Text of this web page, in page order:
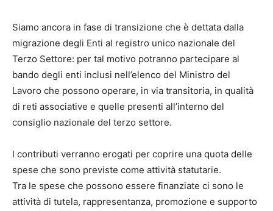
Siamo ancora in fase di transizione che è dettata dalla
migrazione degli Enti al registro unico nazionale del
Terzo Settore: per tal motivo potranno partecipare al
bando degli enti inclusi nell’elenco del Ministro del
Lavoro che possono operare, in via transitoria, in qualità
di reti associative e quelle presenti all’interno del
consiglio nazionale del terzo settore.
I contributi verranno erogati per coprire una quota delle
spese che sono previste come attività statutarie.
Tra le spese che possono essere finanziate ci sono le
attività di tutela, rappresentanza, promozione e supporto